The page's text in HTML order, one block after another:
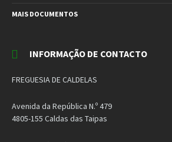
MAIS DOCUMENTOS
INFORMAÇÃO DE CONTACTO
FREGUESIA DE CALDELAS
Avenida da República N.º 479
4805-155 Caldas das Taipas